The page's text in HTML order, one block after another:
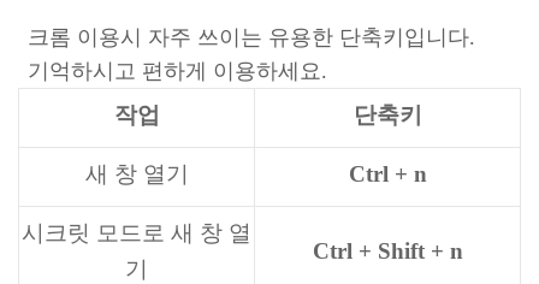
크롬 이용시 자주 쓰이는 유용한 단축키입니다.
기억하시고 편하게 이용하세요.
작업 단축키
새 창 열기 Ctrl + n
시크릿 모드로 새 창 열
기
Ctrl + Shift + n